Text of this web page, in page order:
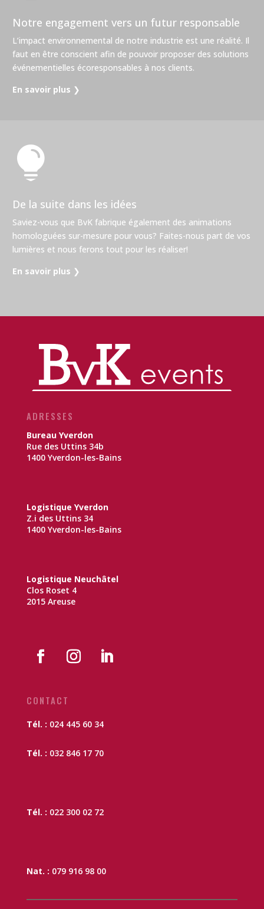
Notre engagement vers un futur responsable
L’impact environnemental de notre industrie est une réalité. Il
faut en être conscient afin de pouvoir proposer des solutions
événementielles écoresponsables à nos clients.
En savoir plus ❯

De la suite dans les idées
Saviez-vous que BvK fabrique également des animations
homologuées sur-mesure pour vous? Faites-nous part de vos
lumières et nous ferons tout pour les réaliser!
En savoir plus ❯
ADRESSES
Bureau Yverdon
Rue des Uttins 34b
1400 Yverdon-les-Bains
Logistique Yverdon
Z.i des Uttins 34
1400 Yverdon-les-Bains
Logistique Neuchâtel
Clos Roset 4
2015 Areuse
CONTACT
Tél. : 024 445 60 34
Tél. : 032 846 17 70
Tél. : 022 300 02 72
Nat. : 079 916 98 00